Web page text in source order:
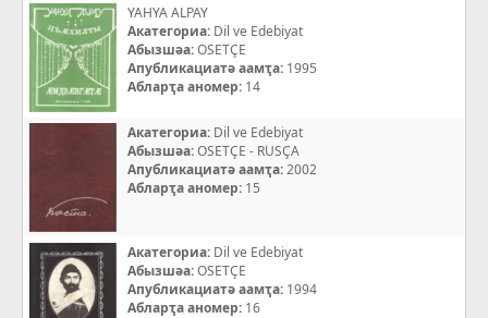
YAHYA ALPAY
Акатегориа: Dil ve Edebiyat
Абызшәа:OSETÇE
Апубликациатә аамҭа: 1995
Абларҭа аномер: 14
Акатегориа: Dil ve Edebiyat
Абызшәа:OSETÇE - RUSÇA
Апубликациатә аамҭа:2002
Абларҭа аномер: 15
Акатегориа: Dil ve Edebiyat
Абызшәа:OSETÇE
Апубликациатә аамҭа: 1994
Абларҭа аномер: 16